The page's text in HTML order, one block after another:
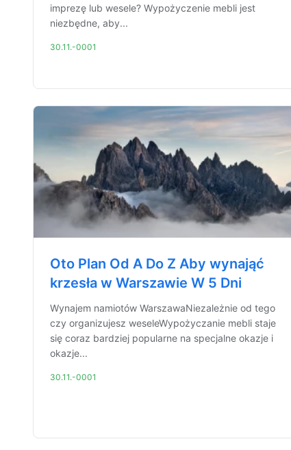
imprezę lub wesele? Wypożyczenie mebli jest
niezbędne, aby...
30.11.-0001
Oto Plan Od A Do Z Aby wynająć
krzesła w Warszawie W 5 Dni
Wynajem namiotów WarszawaNiezależnie od tego
czy organizujesz weseleWypożyczanie mebli staje
się coraz bardziej popularne na specjalne okazje i
okazje...
30.11.-0001